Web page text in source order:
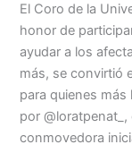
El Coro de la
honor de
ayudar a los
más, se convirtió
para quienes
por
conmovedora